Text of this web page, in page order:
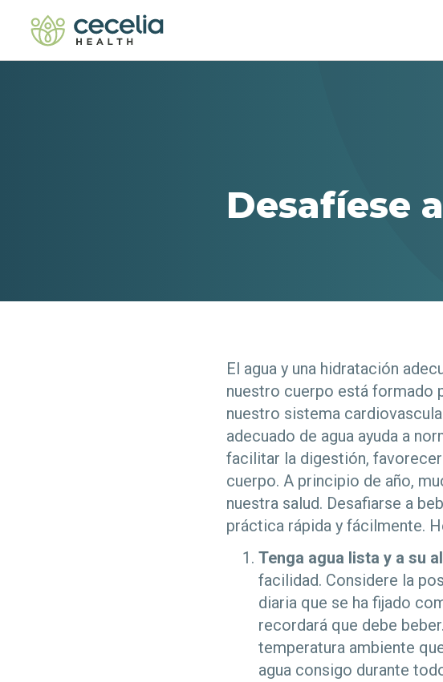
Desafíese
El agua y una hidratación
nuestro cuerpo está formado
nuestro sistema
adecuado de agua ayuda a
facilitar la digestión,
cuerpo. A principio de año,
nuestra salud. Desafiarse a
práctica rápida y fácilmente.
Tenga agua lista y a su
facilidad. Considere la
diaria que se ha fijado
recordará que debe
temperatura ambiente
agua consigo durante